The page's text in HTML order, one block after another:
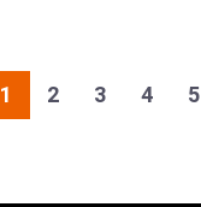
1 2 3 4 5